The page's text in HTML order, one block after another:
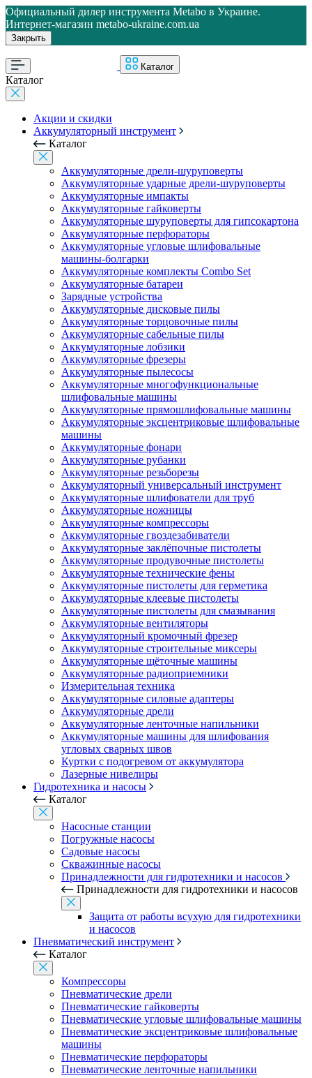
Официальный дилер инструмента Metabo в Украине.
Интернет-магазин metabo-ukraine.com.ua
Закрыть
Каталог
Каталог
Акции и скидки
Аккумуляторный инструмент
Каталог
Аккумуляторные дрели-шуруповерты
Аккумуляторные ударные дрели-шуруповерты
Аккумуляторные импакты
Аккумуляторные гайковерты
Аккумуляторные шуруповерты для гипсокартона
Аккумуляторные перфораторы
Аккумуляторные угловые шлифовальные
машины-болгарки
Аккумуляторные комплекты Combo Set
Аккумуляторные батареи
Зарядные устройства
Аккумуляторные дисковые пилы
Аккумуляторные торцовочные пилы
Аккумуляторные сабельные пилы
Аккумуляторные лобзики
Аккумуляторные фрезеры
Аккумуляторные пылесосы
Аккумуляторные многофункциональные
шлифовальные машины
Аккумуляторные прямошлифовальные машины
Аккумуляторные эксцентриковые шлифовальные
машины
Аккумуляторные фонари
Аккумуляторные рубанки
Аккумуляторные резьборезы
Аккумуляторный универсальный инструмент
Аккумуляторные шлифователи для труб
Аккумуляторные ножницы
Аккумуляторные компрессоры
Аккумуляторные гвоздезабиватели
Аккумуляторные заклёпочные пистолеты
Аккумуляторные продувочные пистолеты
Аккумуляторные технические фены
Аккумуляторные пистолеты для герметика
Аккумуляторные клеевые пистолеты
Аккумуляторные пистолеты для смазывания
Аккумуляторные вентиляторы
Аккумуляторный кромочный фрезер
Аккумуляторные строительные миксеры
Аккумуляторные щёточные машины
Аккумуляторные радиоприемники
Измерительная техника
Аккумуляторные силовые адаптеры
Аккумуляторные дрели
Аккумуляторные ленточные напильники
Аккумуляторные машины для шлифования
угловых сварных швов
Куртки с подогревом от аккумулятора
Лазерные нивелиры
Гидротехника и насосы
Каталог
Насосные станции
Погружные насосы
Садовые насосы
Скважинные насосы
Принадлежности для гидротехники и насосов
Принадлежности для гидротехники и насосов
Защита от работы всухую для гидротехники
и насосов
Пневматический инструмент
Каталог
Компрессоры
Пневматические дрели
Пневматические гайковерты
Пневматические угловые шлифовальные машины
Пневматические эксцентриковые шлифовальные
машины
Пневматические перфораторы
Пневматические ленточные напильники